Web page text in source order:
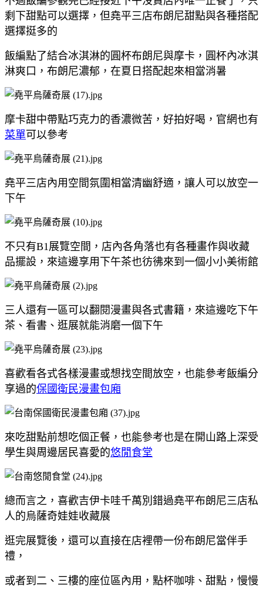
剩下甜點可以選擇，但堯平三店布朗尼甜點與各種搭配
選擇挺多的
飯編點了結合冰淇淋的圓杯布朗尼與摩卡，圓杯內冰淇
淋爽口，布朗尼濃郁，在夏日搭配起來相當消暑
摩卡甜中帶點巧克力的香濃微苦，好拍好喝，官網也有
菜單可以參考
堯平三店內用空間氛圍相當清幽舒適，讓人可以放空一
下午
不只有B1展覽空間，店內各角落也有各種畫作與收藏
品擺設，來這邊享用下午茶也彷彿來到一個小小美術館
三人還有一區可以翻閱漫畫與各式書籍，來這邊吃下午
茶、看書、逛展就能消磨一個下午
喜歡看各式各樣漫畫或想找空間放空，也能參考飯編分
享過的保國衛民漫畫包廂
來吃甜點前想吃個正餐，也能參考也是在開山路上深受
學生與周邊居民喜愛的悠閒食堂
總而言之，喜歡吉伊卡哇千萬別錯過堯平布朗尼三店私
人的烏薩奇娃娃收藏展
逛完展覽後，還可以直接在店裡帶一份布朗尼當伴手
禮，
或者到二、三樓的座位區內用，點杯咖啡、甜點，慢慢